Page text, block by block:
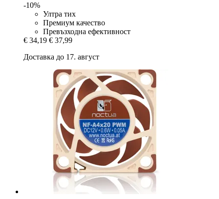
-10%
Ултра тих
Премиум качество
Превъзходна ефективност
€ 34,19 € 37,99
Доставка до 17. август